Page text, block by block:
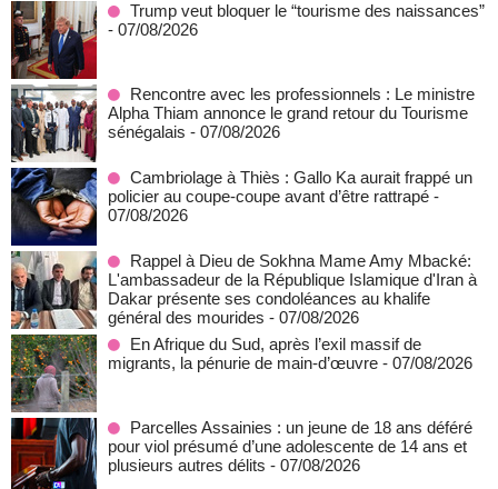
Trump veut bloquer le “tourisme des naissances”
- 07/08/2026
Rencontre avec les professionnels : Le ministre
Alpha Thiam annonce le grand retour du Tourisme
sénégalais - 07/08/2026
Cambriolage à Thiès : Gallo Ka aurait frappé un
policier au coupe-coupe avant d’être rattrapé -
07/08/2026
Rappel à Dieu de Sokhna Mame Amy Mbacké:
L'ambassadeur de la République Islamique d'Iran à
Dakar présente ses condoléances au khalife
général des mourides - 07/08/2026
En Afrique du Sud, après l’exil massif de
migrants, la pénurie de main-d’œuvre - 07/08/2026
Parcelles Assainies : un jeune de 18 ans déféré
pour viol présumé d’une adolescente de 14 ans et
plusieurs autres délits - 07/08/2026